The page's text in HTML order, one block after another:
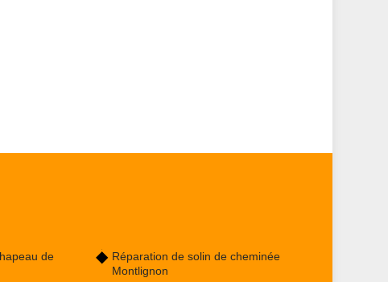
de
Réparation de solin de cheminée
Montlignon